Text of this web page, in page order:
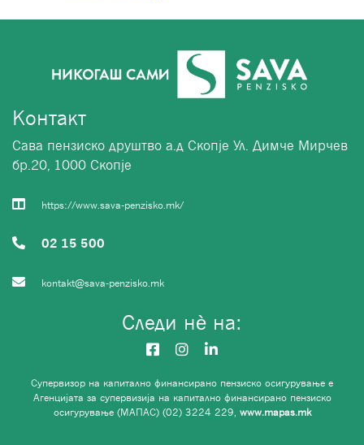
Следи нѐ на:
Контакт
Сава пензиско друштво а.д Скопје Ул. Димче Мирчев
бр.20, 1000 Скопје
https://www.sava-penzisko.mk/
02 15 500
kontakt@sava-penzisko.mk
Супервизор на капитално финансирано пензиско осигурување е
Агенцијата за супервизија на капитално финансирано пензиско
осигурување (МАПАС) (02) 3224 229, www.mapas.mk